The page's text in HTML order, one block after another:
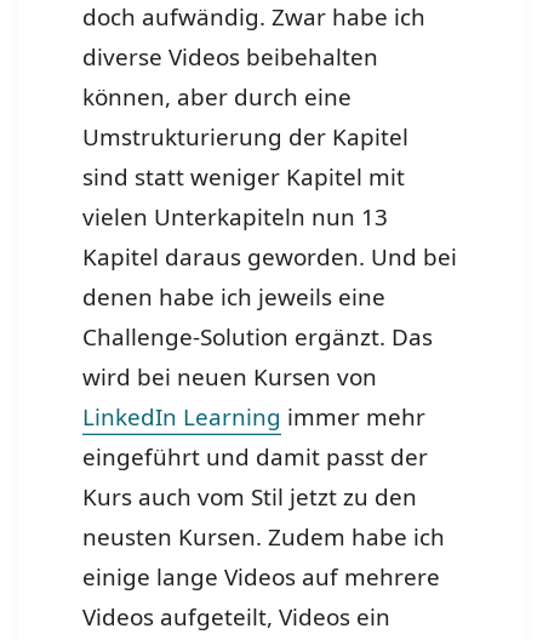
doch aufwändig. Zwar habe ich
diverse Videos beibehalten
können, aber durch eine
Umstrukturierung der Kapitel
sind statt weniger Kapitel mit
vielen Unterkapiteln nun 13
Kapitel daraus geworden. Und bei
denen habe ich jeweils eine
Challenge-Solution ergänzt. Das
wird bei neuen Kursen von
LinkedIn Learning immer mehr
eingeführt und damit passt der
Kurs auch vom Stil jetzt zu den
neusten Kursen. Zudem habe ich
einige lange Videos auf mehrere
Videos aufgeteilt, Videos ein